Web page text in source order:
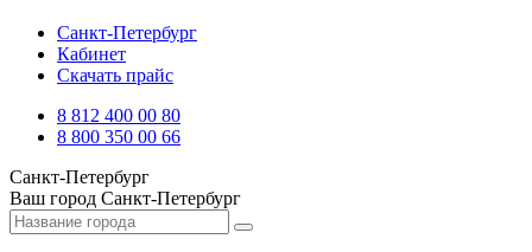
Санкт-Петербург
Кабинет
Скачать прайс
8 812 400 00 80
8 800 350 00 66
Санкт-Петербург
Ваш город Санкт-Петербург